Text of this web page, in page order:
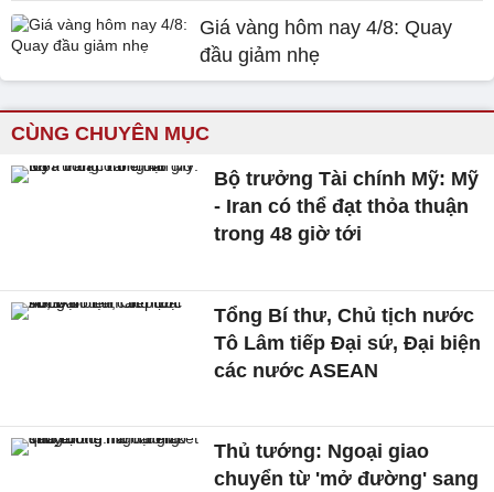
Giá vàng hôm nay 4/8: Quay
đầu giảm nhẹ
CÙNG CHUYÊN MỤC
Bộ trưởng Tài chính Mỹ: Mỹ
- Iran có thể đạt thỏa thuận
trong 48 giờ tới
Tổng Bí thư, Chủ tịch nước
Tô Lâm tiếp Đại sứ, Đại biện
các nước ASEAN
Thủ tướng: Ngoại giao
chuyển từ 'mở đường' sang